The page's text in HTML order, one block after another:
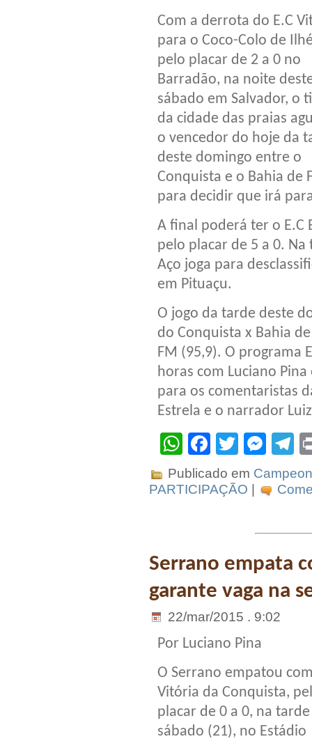
Com a derrota do E.C
para o Coco-Colo de
pelo placar de 2 a 0 no
Barradão, na noite
sábado em Salvador, o
da cidade das praias
o vencedor do hoje da
deste domingo entre o
Conquista e o Bahia de
para decidir que irá
A final poderá ter o E.C
pelo placar de 5 a 0.
Aço joga para
em Pituaçu.
O jogo da tarde deste
do Conquista x Bahia
FM (95,9). O programa
horas com Luciano
para os comentaristas
Estrela e o narrador
WhatsApp
Facebook
Twitter
Publicado em
PARTICIPAÇÃO
Serrano empata
garante vaga na
22/mar/2015 . 9:02
Por Luciano Pina
O Serrano empatou
Vitória da Conquista,
placar de 0 a 0, na
sábado (21), no Estádio